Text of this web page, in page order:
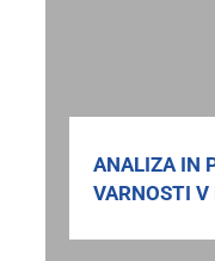
ANALIZA IN
VARNOSTI